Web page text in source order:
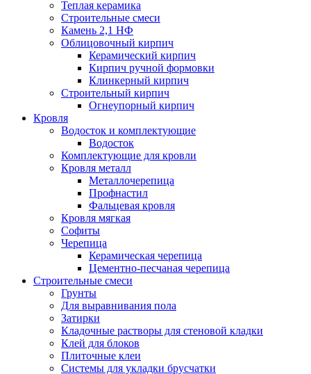
Теплая керамика
Строительные смеси
Камень 2,1 НФ
Облицовочный кирпич
Керамический кирпич
Кирпич ручной формовки
Клинкерный кирпич
Строительный кирпич
Огнеупорный кирпич
Кровля
Водосток и комплектующие
Водосток
Комплектующие для кровли
Кровля металл
Металлочерепица
Профнастил
Фальцевая кровля
Кровля мягкая
Софиты
Черепица
Керамическая черепица
Цементно-песчаная черепица
Строительные смеси
Грунты
Для выравнивания пола
Затирки
Кладочные растворы для стеновой кладки
Клей для блоков
Плиточные клеи
Системы для укладки брусчатки